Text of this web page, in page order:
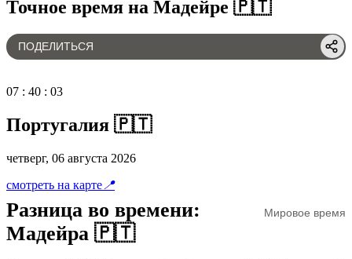
Точное время на Мадейре 🇵🇹
ПОДЕЛИТЬСЯ
07 : 40 : 03
Португалия 🇵🇹
четверг, 06 августа 2026
смотреть на карте 📍
Разница во времени:
Мадейра 🇵🇹
Мировое время